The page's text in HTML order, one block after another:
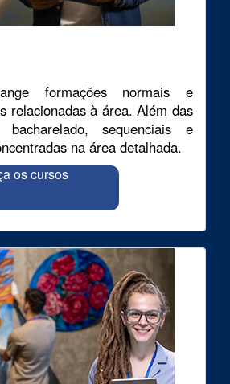
formações normais e
relacionadas à área. Além das
sequenciais e
na área detalhada.
os cursos